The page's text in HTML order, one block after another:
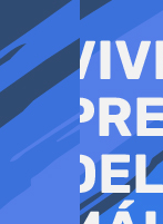
al
contenido